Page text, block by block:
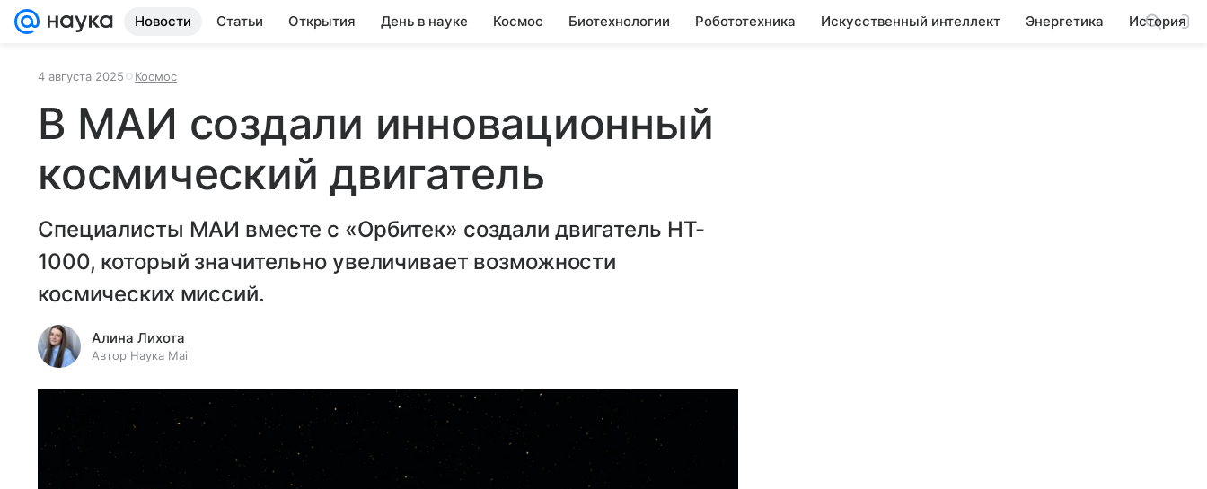
Новости Статьи Открытия День в науке Космос Биотехнологии Робототехника Искусственный интеллект Энергетика История
4 августа 2025 Космос
В МАИ создали инновационный
космический двигатель
Специалисты МАИ вместе с «Орбитек» создали двигатель HT-
1000, который значительно увеличивает возможности
космических миссий.
Алина Лихота
Автор Наука Mail